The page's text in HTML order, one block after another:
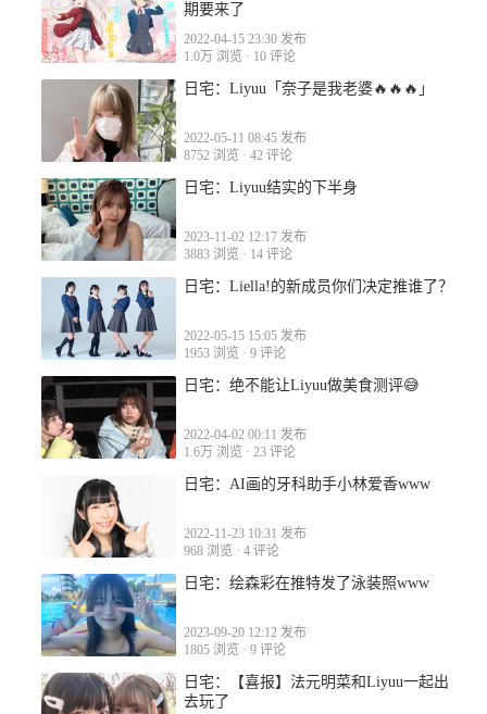
2022-03-21 05:49
2022-03-21 12:05
2022-03-22 01:42
2022-03-22 02:01
2022-03-24 14:37
期要来了
2022-04-15 23:30 发布
1.0万 浏览 · 10 评论
日宅：Liyuu「奈子是我老婆🔥🔥🔥」
2022-05-11 08:45 发布
8752 浏览 · 42 评论
日宅：Liyuu结实的下半身
2023-11-02 12:17 发布
3883 浏览 · 14 评论
日宅：Liella!的新成员你们决定推谁了？
2022-05-15 15:05 发布
1953 浏览 · 9 评论
日宅：绝不能让Liyuu做美食测评😅
2022-04-02 00:11 发布
1.6万 浏览 · 23 评论
日宅：AI画的牙科助手小林爱香www
2022-11-23 10:31 发布
968 浏览 · 4 评论
日宅：绘森彩在推特发了泳装照www
2023-09-20 12:12 发布
1805 浏览 · 9 评论
日宅：【喜报】法元明菜和Liyuu一起出
去玩了